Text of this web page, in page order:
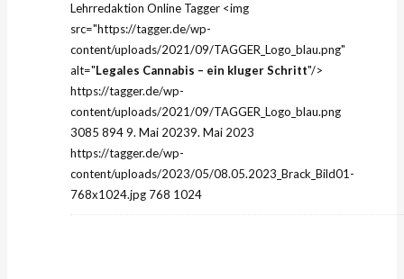
Lehrredaktion Online Tagger <img
src="https://tagger.de/wp-
content/uploads/2021/09/TAGGER_Logo_blau.png"
alt="Legales Cannabis – ein kluger Schritt"/>
https://tagger.de/wp-
content/uploads/2021/09/TAGGER_Logo_blau.png
3085 8949. Mai 20239. Mai 2023
https://tagger.de/wp-
content/uploads/2023/05/08.05.2023_Brack_Bild01-
768x1024.jpg 768 1024